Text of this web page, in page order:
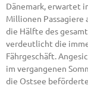
Dänemark, erwartet
Millionen Passagiere
die Hälfte des
verdeutlicht die
Fährgeschäft.
im vergangenen
die Ostsee